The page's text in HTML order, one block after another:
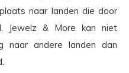
naar landen die door
Jewelz & More kan niet
naar andere landen dan